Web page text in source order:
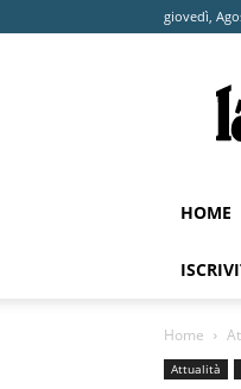
giovedì,
HOME
Home
Attualità